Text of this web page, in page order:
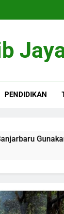
PENDIDIKAN
Mobil Dinas